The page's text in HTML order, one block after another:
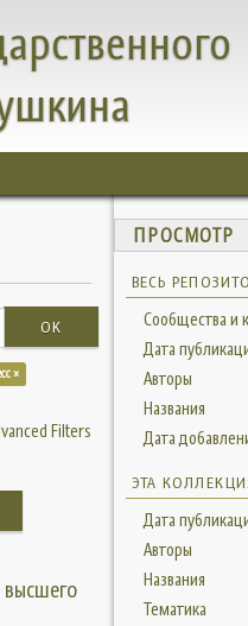
OK
×
Filters
высшего
ПРОСМОТР
ВЕСЬ
Сообщества и
Дата
Авторы
Названия
Дата
ЭТА
Дата
Авторы
Названия
Тематика